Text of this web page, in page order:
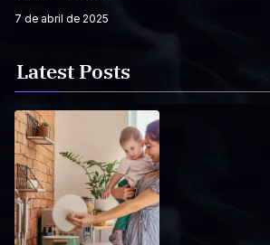
7 de abril de 2025
Latest Posts